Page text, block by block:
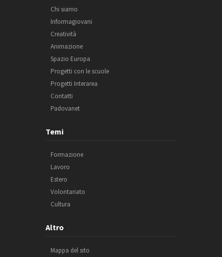
Chi siamo
Informagiovani
Creatività
Animazione
Spazio Europa
Progetti con le scuole
Progetti Interarea
Contatti
Padovanet
Temi
Formazione
Lavoro
Estero
Volontariato
Cultura
Altro
Mappa del sito